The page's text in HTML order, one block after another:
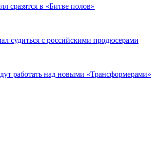
сразятся в «Битве полов»
судиться с российскими продюсерами
работать над новыми «Трансформерами»